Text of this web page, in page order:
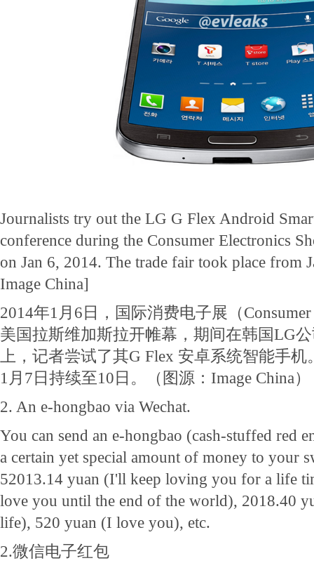
Journalists try out the LG G Flex Android
conference during the Consumer Electronics
on Jan 6, 2014. The trade fair took place from
Image China]
2014年1月6日，国际消费电子展（
美国拉斯维加斯拉开帷幕，期间在韩国LG
上，记者尝试了其G Flex 安卓系统智能手
1月7日持续至10日。（图源：Image China）
2. An e-hongbao via Wechat.
You can send an e-hongbao (cash-stuffed red
a certain yet special amount of money to your
52013.14 yuan (I'll keep loving you for a life
love you until the end of the world), 2018.40
life), 520 yuan (I love you), etc.
2.微信电子红包